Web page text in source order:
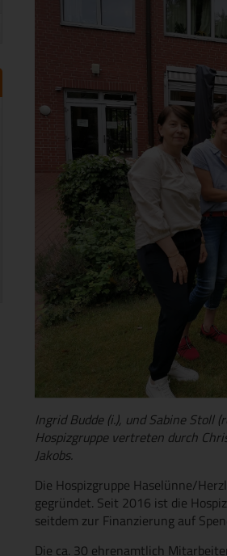
Ingrid Budde (i.), und Sabine Stoll
Hospizgruppe vertreten durch
Jakobs.
Die Hospizgruppe Haselünne/
gegründet. Seit 2016 ist die
seitdem zur Finanzierung auf
Die ca. 30 ehrenamtlich